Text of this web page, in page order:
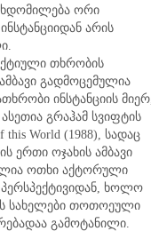
ხდომილება ორი
არის
თხრობის
გადმოცემულია
ინსტანციის მიერ,
გრაჰამ სვიფტის
this World (1988), სადაც
ერთი ოჯახის ამბავი
ოთხი აქტორული
ხოლო
სახელები თოთოეული
გამოტანილი.